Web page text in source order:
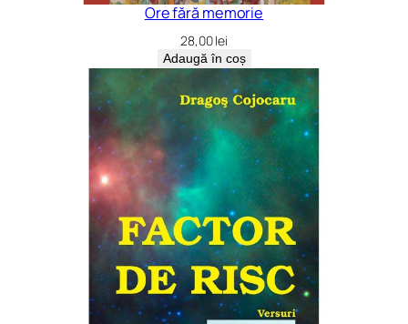
Ore fără memorie
28,00lei
Adaugă în coș